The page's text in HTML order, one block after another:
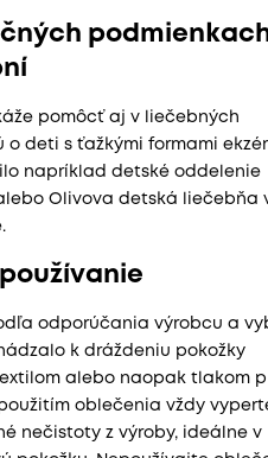
pomôcť aj v liečebných
deti s ťažkými formami
napríklad detské oddelenie
Olivova detská liečebňa
odporúčania výrobcu a
k dráždeniu pokožky
alebo naopak tlakom
oblečenia vždy
nečistoty z výroby, ideálne v